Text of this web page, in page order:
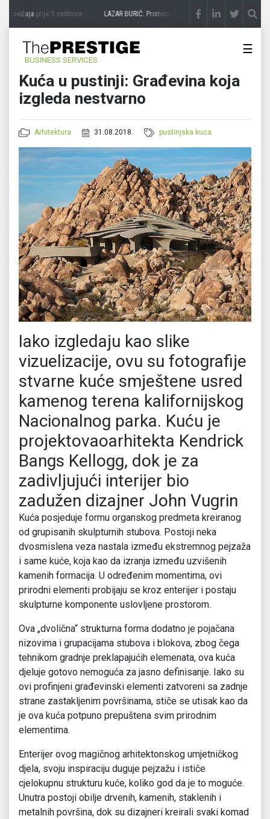
zavičajaprije 3 sedmice LAZAR ĐURIĆ: Promocija potencijal pretvara u destinaciju
BUSINESS SERVICES
☰
Kuća u pustinji: Građevina koja
izgleda nestvarno
Arhitektura 31.08.2018. pustinjska kuca
Iako izgledaju kao slike
vizuelizacije, ovu su fotografije
stvarne kuće smještene usred
kamenog terena kalifornijskog
Nacionalnog parka. Kuću je
projektovaoarhitekta Kendrick
Bangs Kellogg, dok je za
zadivljujući interijer bio
zadužen dizajner John Vugrin
Kuća posjeduje formu organskog predmeta kreiranog
od grupisanih skulpturnih stubova. Postoji neka
dvosmislena veza nastala između ekstremnog pejzaža
i same kuće, koja kao da izranja između uzvišenih
kamenih formacija. U određenim momentima, ovi
prirodni elementi probijaju se kroz enterijer i postaju
skulpturne komponente uslovljene prostorom.
Ova „dvolična“ strukturna forma dodatno je pojačana
nizovima i grupacijama stubova i blokova, zbog čega
tehnikom gradnje preklapajućih elemenata, ova kuća
djeluje gotovo nemoguća za jasno definisanje. Iako su
ovi profinjeni građevinski elementi zatvoreni sa zadnje
strane zastakljenim površinama, stiče se utisak kao da
je ova kuća potpuno prepuštena svim prirodnim
elementima.
Enterijer ovog magičnog arhitektonskog umjetničkog
djela, svoju inspiraciju duguje pejzažu i ističe
cjelokupnu strukturu kuće, koliko god da je to moguće.
Unutra postoji obilje drvenih, kamenih, staklenih i
metalnih površina, dok su dizajneri kreirali svaki komad